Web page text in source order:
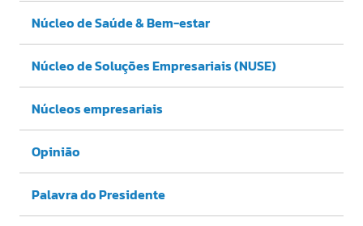
Núcleo de Saúde & Bem-estar
Núcleo de Soluções Empresariais (NUSE)
Núcleos empresariais
Opinião
Palavra do Presidente